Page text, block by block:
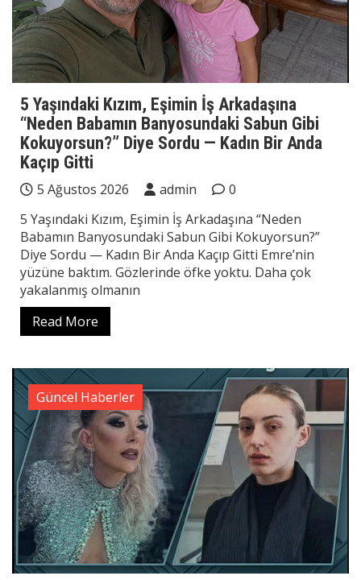
5 Yaşındaki Kızım, Eşimin İş Arkadaşına
“Neden Babamın Banyosundaki Sabun Gibi
Kokuyorsun?” Diye Sordu — Kadın Bir Anda
Kaçıp Gitti
5 Ağustos 2026 admin
0
5 Yaşındaki Kızım, Eşimin İş Arkadaşına “Neden
Babamın Banyosundaki Sabun Gibi Kokuyorsun?”
Diye Sordu — Kadın Bir Anda Kaçıp Gitti Emre’nin
yüzüne baktım. Gözlerinde öfke yoktu. Daha çok
yakalanmış olmanın
Read More
Güncel Haberler